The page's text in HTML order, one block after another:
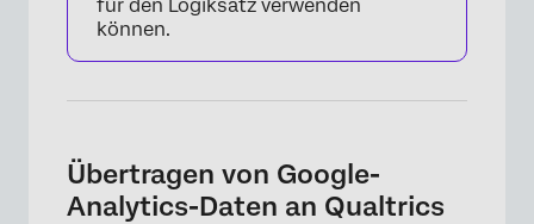
für den Logiksatz verwenden
können.
Übertragen von Google-
Analytics-Daten an Qualtrics